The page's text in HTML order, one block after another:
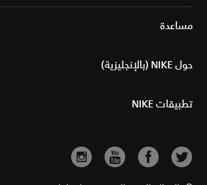
مساعدة
حول NIKE (بالإنجليزية)
تطبيقات NIKE